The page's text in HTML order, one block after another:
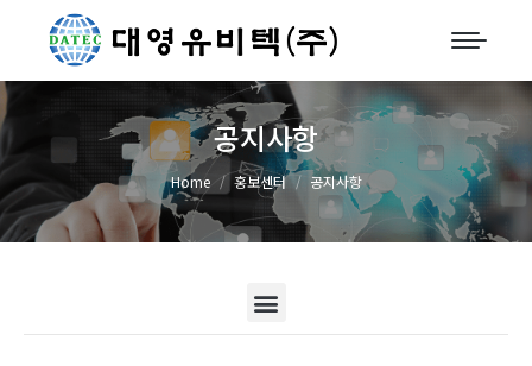
공지사항
You are here:
Home 홍보센터 공지사항